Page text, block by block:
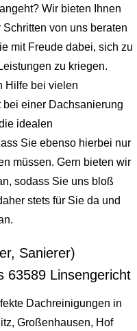
Wir bieten Ihnen
von uns beraten
mit Freude dabei, sich zu
zu kriegen.
Hilfe bei vielen
einer Dachsanierung
idealen
Sie ebenso hierbei nur
müssen. Gern bieten wir
sodass Sie uns bloß
stets für Sie da und
Sanierer)
63589 Linsengericht
Dachreinigungen in
Großenhausen, Hof